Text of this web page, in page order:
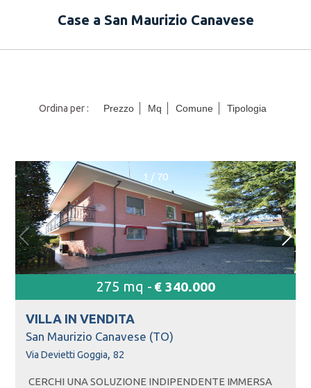
Case a San Maurizio Canavese
Ordina per : Prezzo Mq Comune Tipologia
1 / 70
275 mq - € 340.000
VILLA IN VENDITA
San Maurizio Canavese (TO)
Via Devietti Goggia, 82
CERCHI UNA SOLUZIONE INDIPENDENTE IMMERSA